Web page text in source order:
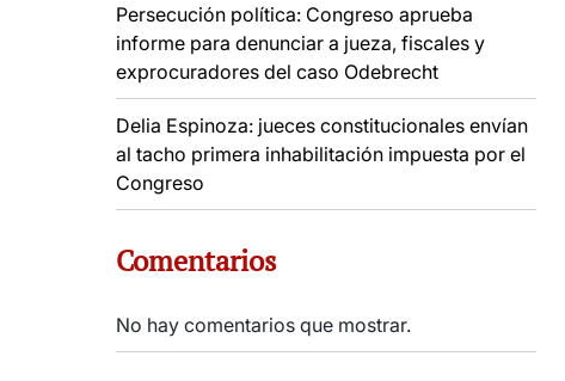
Persecución política: Congreso aprueba
informe para denunciar a jueza, fiscales y
exprocuradores del caso Odebrecht
Delia Espinoza: jueces constitucionales envían
al tacho primera inhabilitación impuesta por el
Congreso
Comentarios
No hay comentarios que mostrar.